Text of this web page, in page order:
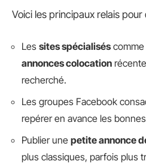
Voici les principaux relais
Les sites spécialisés
annonces colocation
recherché.
Les groupes Facebook
repérer en avance les
Publier une petite annonce
plus classiques, parfois plus